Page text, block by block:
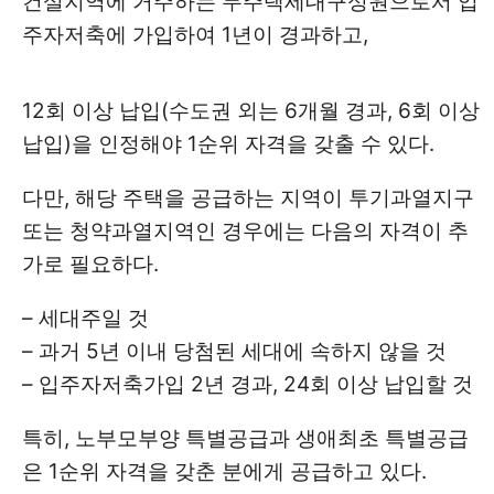
주자저축에 가입하여 1년이 경과하고,
12회 이상 납입(수도권 외는 6개월 경과, 6회 이상
납입)을 인정해야 1순위 자격을 갖출 수 있다.
다만, 해당 주택을 공급하는 지역이 투기과열지구
또는 청약과열지역인 경우에는 다음의 자격이 추
가로 필요하다.
– 세대주일 것
– 과거 5년 이내 당첨된 세대에 속하지 않을 것
– 입주자저축가입 2년 경과, 24회 이상 납입할 것
특히, 노부모부양 특별공급과 생애최초 특별공급
은 1순위 자격을 갖춘 분에게 공급하고 있다.